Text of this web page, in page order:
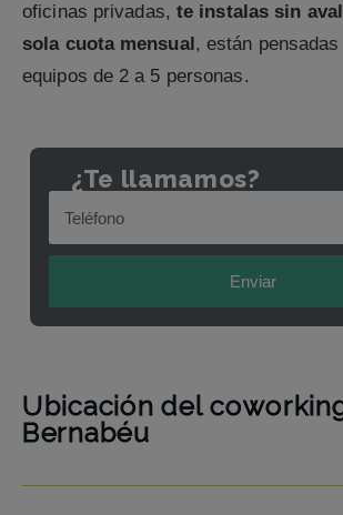
oficinas privadas, te instalas sin
sola cuota mensual , están
equipos de 2 a 5 personas.
¿Te llamamos?
Enviar
Ubicación del
Bernabéu